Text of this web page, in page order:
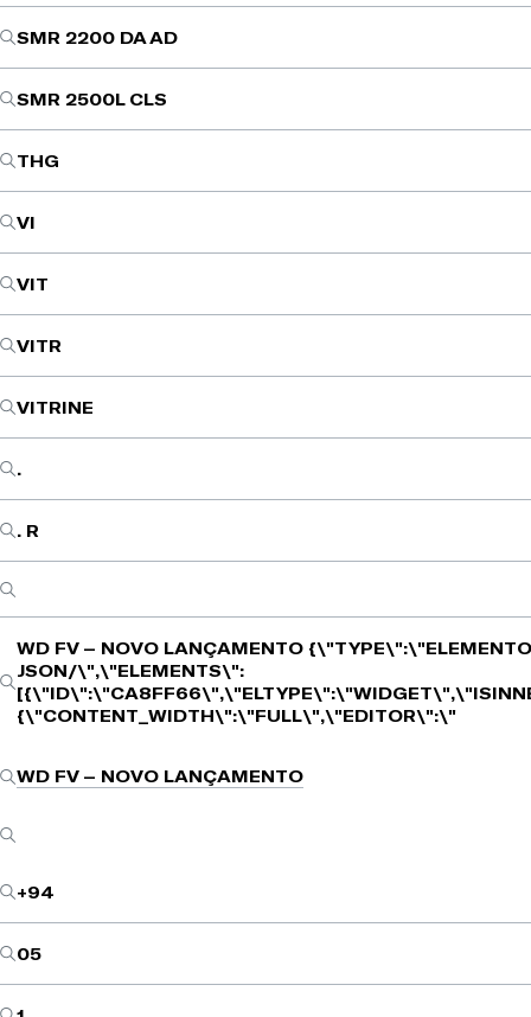
SMR 2200 DA AD
SMR 2500L CLS
THG
VI
VIT
VITR
VITRINE
.
. R
WD FV – NOVO LANÇAMENTO
JSON/\",\"ELEMENTS\":
{\"CONTENT_WIDTH\":\"FULL\",\"EDITOR\":\"
WD FV – NOVO LANÇAMENTO
+94
05